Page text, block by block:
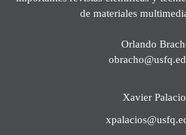
de materiales
Orlando
Xavier